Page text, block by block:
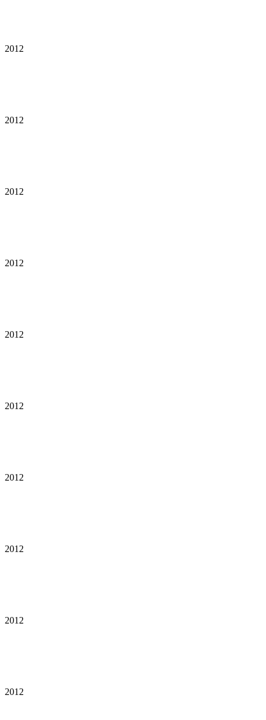
2012
2012
2012
2012
2012
2012
2012
2012
2012
2012